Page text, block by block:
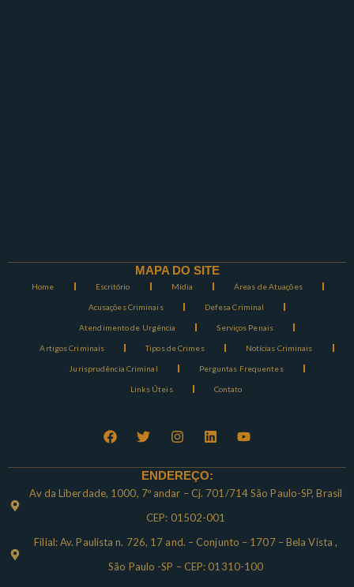
MAPA DO SITE
Home Escritório Mídia Áreas de Atuações
Acusações Criminais Defesa Criminal
Atendimento de Urgência Serviços Penais
Artigos Criminais Tipos de Crimes Notícias Criminais
Jurisprudência Criminal Perguntas Frequentes
Links Úteis Contato
ENDEREÇO:
Av da Liberdade, 1000, 7º andar – Cj. 701/714 São Paulo-SP, Brasil
CEP: 01502-001
Filial: Av. Paulista n. 726, 17 and. – Conjunto – 1707 – Bela Vista ,
São Paulo -SP – CEP: 01310-100